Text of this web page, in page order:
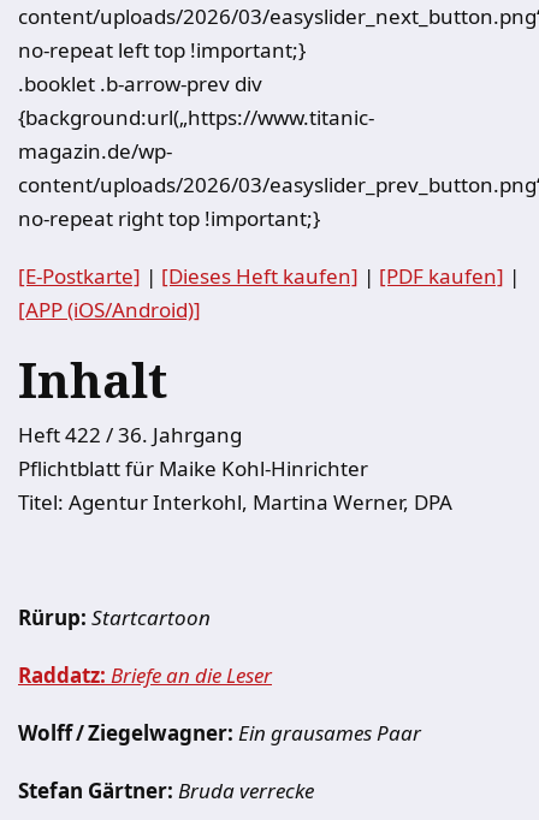
content/uploads/2026/03/
no-repeat left top !important;}
.booklet .b-arrow-prev div
{background:url(„https://www.titanic-
magazin.de/wp-
content/uploads/2026/03/
no-repeat right top !important;}
[E-Postkarte] | [Dieses Heft kaufen] | [PDF kaufen] |
[APP (iOS/Android)]
Inhalt
Heft 422 / 36. Jahrgang
Pflichtblatt für Maike Kohl-Hinrichter
Titel: Agentur Interkohl, Martina Werner, DPA
Rürup: Startcartoon
Raddatz: Briefe an die Leser
Wolff / Ziegelwagner: Ein grausames Paar
Stefan Gärtner: Bruda verrecke